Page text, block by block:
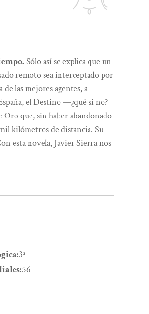
Sólo así se explica que un
remoto sea interceptado por
las mejores agentes, a
el Destino —¿qué si no?
que, sin haber abandonado
kilómetros de distancia. Su
esta novela, Javier Sierra nos
3ª
56